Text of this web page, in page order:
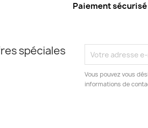
Paiement sécurisé
spéciales
Vous pouvez vous
informations de